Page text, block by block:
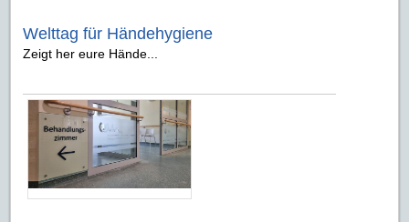
Welttag für Händehygiene
Zeigt her eure Hände...